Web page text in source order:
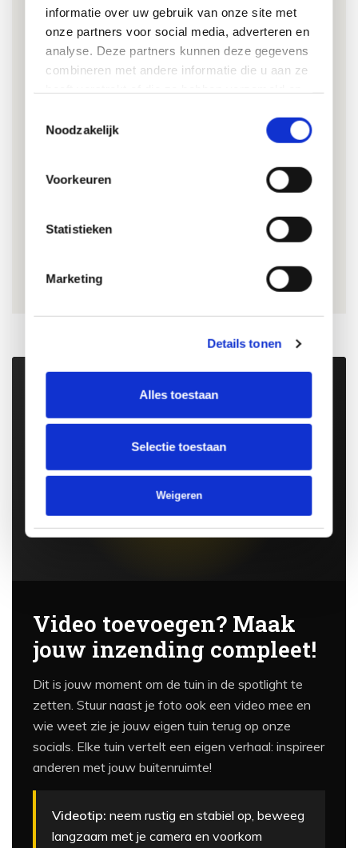
informatie over uw gebruik van onze site met
onze partners voor social media, adverteren en
analyse. Deze partners kunnen deze gegevens
combineren met andere informatie die u aan ze
Noodzakelijk
Voorkeuren
Statistieken
Marketing
Details tonen
Alles toestaan
Selectie toestaan
Weigeren
× Vermijd
Foto's met rommel op de achtergrond.
Wazige, donkere of overbelichte foto's.
Foto's met filters, tekst of stickers.
Video toevoegen? Maak
jouw inzending compleet!
Dit is jouw moment om de tuin in de spotlight te
zetten. Stuur naast je foto ook een video mee en
wie weet zie je jouw eigen tuin terug op onze
socials. Elke tuin vertelt een eigen verhaal: inspireer
anderen met jouw buitenruimte!
Videotip: neem rustig en stabiel op, beweeg
langzaam met je camera en voorkom